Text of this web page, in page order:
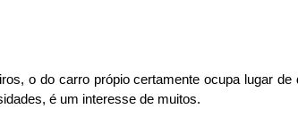
o do carro própio certamente ocupa lugar
é um interesse de muitos.